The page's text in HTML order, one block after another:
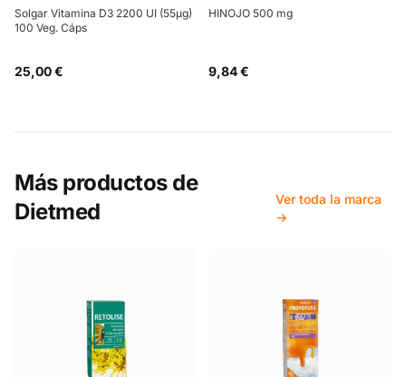
Solgar Vitamina D3 2200 UI (55µg)
100 Veg. Cáps
25,00 €
HINOJO 500 mg
9,84 €
Más productos de
Dietmed
Ver toda la marca
→